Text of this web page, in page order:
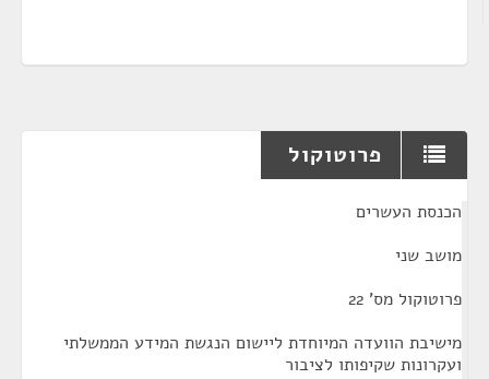
פרוטוקול
הכנסת העשרים
מושב שני
פרוטוקול מס' 22
מישיבת הוועדה המיוחדת ליישום הנגשת המידע הממשלתי
ועקרונות שקיפותו לציבור